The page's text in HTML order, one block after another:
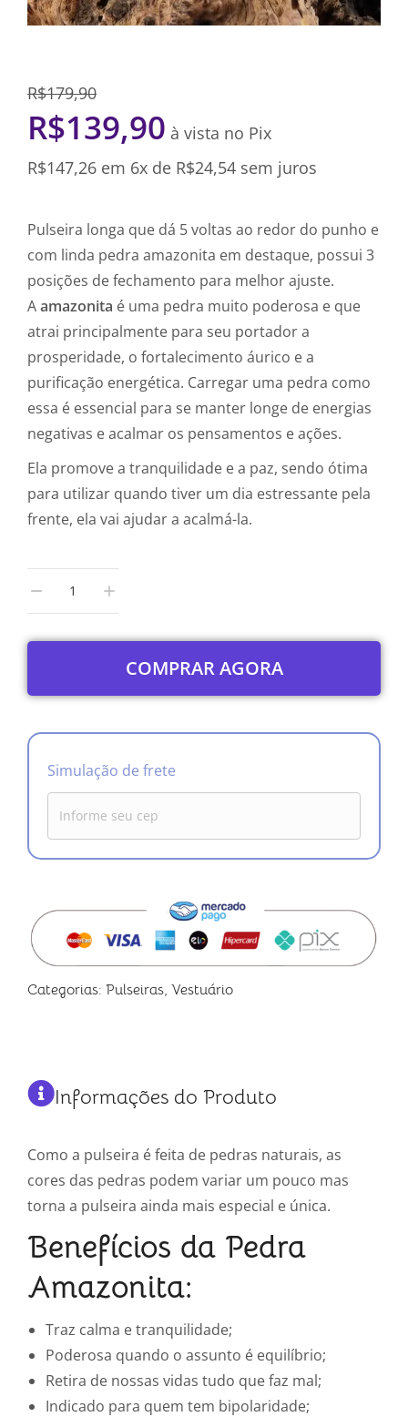
R$179,90
R$139,90 à vista no Pix
R$147,26 em 6x de R$24,54 sem juros
Pulseira longa que dá 5 voltas ao redor do punho e
com linda pedra amazonita em destaque, possui 3
posições de fechamento para melhor ajuste.
Aamazonita é uma pedra muito poderosa e que
atrai principalmente para seu portador a
prosperidade, o fortalecimento áurico e a
purificação energética. Carregar uma pedra como
essa é essencial para se manter longe de energias
negativas e acalmar os pensamentos e ações.
Ela promove a tranquilidade e a paz, sendo ótima
para utilizar quando tiver um dia estressante pela
frente, ela vai ajudar a acalmá-la.
COMPRAR AGORA
Simulação de frete
Categorias: Pulseiras, Vestuário
Informações do Produto
Como a pulseira é feita de pedras naturais, as
cores das pedras podem variar um pouco mas
torna a pulseira ainda mais especial e única.
Benefícios da Pedra
Amazonita:
Traz calma e tranquilidade;
Poderosa quando o assunto é equilíbrio;
Retira de nossas vidas tudo que faz mal;
Indicado para quem tem bipolaridade;